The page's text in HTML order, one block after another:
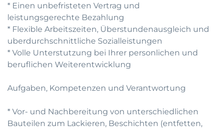
* Einen unbefristeten Vertrag und
leistungsgerechte Bezahlung
* Flexible Arbeitszeiten, Überstundenausgleich und
uberdurchschnittliche Sozialleistungen
* Volle Unterstutzung bei Ihrer personlichen und
beruflichen Weiterentwicklung
Aufgaben, Kompetenzen und Verantwortung
* Vor- und Nachbereitung von unterschiedlichen
Bauteilen zum Lackieren, Beschichten (entfetten,